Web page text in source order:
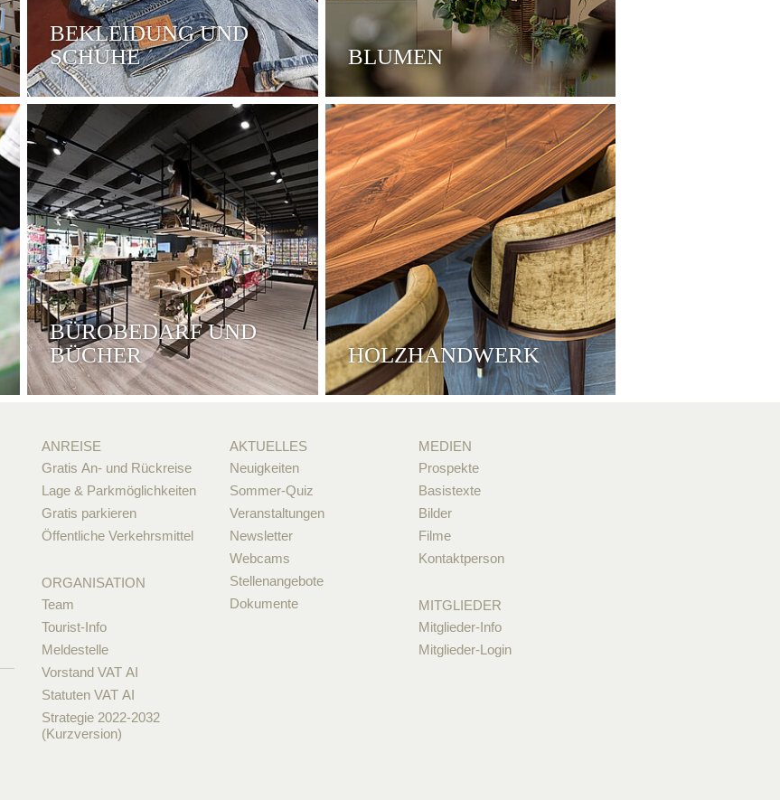
BEKLEIDUNG UND
SCHUHE
BLUMEN
BÜROBEDARF UND
BÜCHER
HOLZHANDWERK
ANREISE
Gratis An- und Rückreise
Lage & Parkmöglichkeiten
Gratis parkieren
Öffentliche Verkehrsmittel
ORGANISATION
Team
Tourist-Info
Meldestelle
Vorstand VAT AI
Statuten VAT AI
Strategie 2022-2032
(Kurzversion)
AKTUELLES
Neuigkeiten
Sommer-Quiz
Veranstaltungen
Newsletter
Webcams
Stellenangebote
Dokumente
MEDIEN
Prospekte
Basistexte
Bilder
Filme
Kontaktperson
MITGLIEDER
Mitglieder-Info
Mitglieder-Login